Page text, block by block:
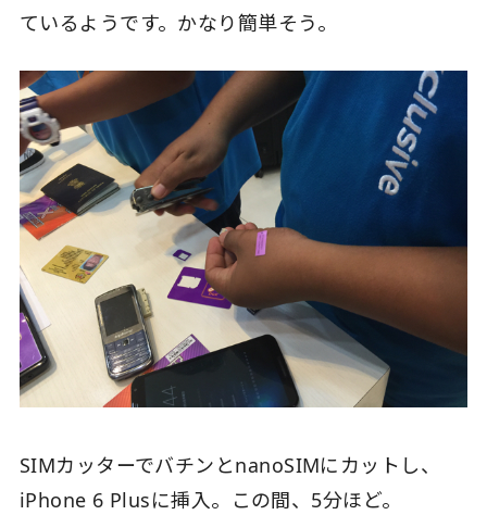
ているようです。かなり簡単そう。
SIMカッターでバチンとnanoSIMにカットし、
iPhone 6 Plusに挿入。この間、5分ほど。